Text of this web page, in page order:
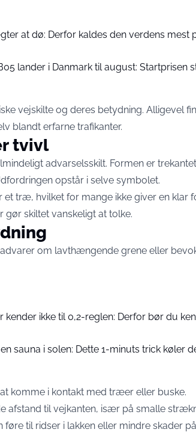
at dø: Derfor kaldes den verdens mest
lander i Danmark til august: Startprisen
vejskilte og deres betydning. Alligevel
blandt erfarne trafikanter.
tvivl
advarselsskilt. Formen er
opstår i selve symbolet.
et træ, hvilket for mange ikke giver en klar
gør skiltet vanskeligt at tolke.
om lavthængende grene eller
kender ikke til 0,2-reglen: Derfor bør du
sauna i solen: Dette 1-minuts trick køler
komme i kontakt med træer eller buske.
afstand til vejkanten, især på smalle
til ridser i lakken eller mindre skader